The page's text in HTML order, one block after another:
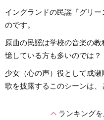
イングランドの民謡『グリ
のです。
原曲の民謡は学校の音楽の
憶している方も多いのでは？
少女（心の声）役として成
歌を披露するこのシーンは、
expand_lessランキング